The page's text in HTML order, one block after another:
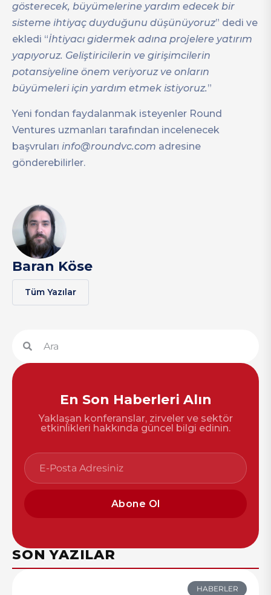
gösterecek, büyümelerine yardım edecek bir
sisteme ihtiyaç duyduğunu düşünüyoruz” dedi ve
ekledi “İhtiyacı gidermek adına projelere yatırım
yapıyoruz. Geliştiricilerin ve girişimcilerin
potansiyeline önem veriyoruz ve onların
büyümeleri için yardım etmek istiyoruz.”
Yeni fondan faydalanmak isteyenler Round
Ventures uzmanları tarafından incelenecek
başvruları info@roundvc.com adresine
gönderebilirler.
Baran Köse
Tüm Yazılar
En Son Haberleri Alın
Yaklaşan konferanslar, zirveler ve sektör
etkinlikleri hakkında güncel bilgi edinin.
Abone Ol
SON YAZILAR
HABERLER